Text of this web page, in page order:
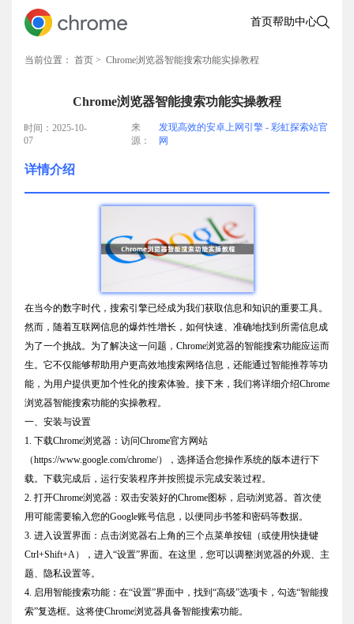
首页帮助中心
当前位置： 首页 > Chrome浏览器智能搜索功能实操教程
Chrome浏览器智能搜索功能实操教程
时间：2025-10-
07
来
源：
发现高效的安卓上网引擎 - 彩虹探索站官
网
详情介绍
在当今的数字时代，搜索引擎已经成为我们获取信息和知识的重要工具。
然而，随着互联网信息的爆炸性增长，如何快速、准确地找到所需信息成
为了一个挑战。为了解决这一问题，Chrome浏览器的智能搜索功能应运而
生。它不仅能够帮助用户更高效地搜索网络信息，还能通过智能推荐等功
能，为用户提供更加个性化的搜索体验。接下来，我们将详细介绍Chrome
浏览器智能搜索功能的实操教程。
一、安装与设置
1. 下载Chrome浏览器：访问Chrome官方网站
（https://www.google.com/chrome/），选择适合您操作系统的版本进行下
载。下载完成后，运行安装程序并按照提示完成安装过程。
2. 打开Chrome浏览器：双击安装好的Chrome图标，启动浏览器。首次使
用可能需要输入您的Google账号信息，以便同步书签和密码等数据。
3. 进入设置界面：点击浏览器右上角的三个点菜单按钮（或使用快捷键
Ctrl+Shift+A），进入“设置”界面。在这里，您可以调整浏览器的外观、主
题、隐私设置等。
4. 启用智能搜索功能：在“设置”界面中，找到“高级”选项卡，勾选“智能搜
索”复选框。这将使Chrome浏览器具备智能搜索功能。